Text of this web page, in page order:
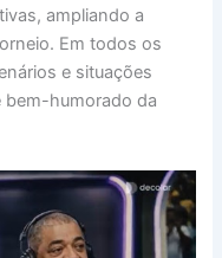
ampliando a
Em todos os
e situações
bem-humorado da